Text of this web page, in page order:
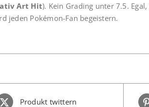
Art Hit). Kein Grading unter 7.5.
jeden Pokémon-Fan begeistern.
Produkt twittern